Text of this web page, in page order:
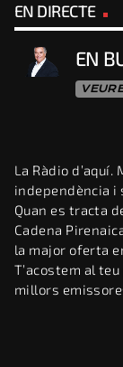
EN DIRECTE
EN
La Ràdio
independència i
Quan es tracta
Cadena
la major oferta
T’acostem al
millors